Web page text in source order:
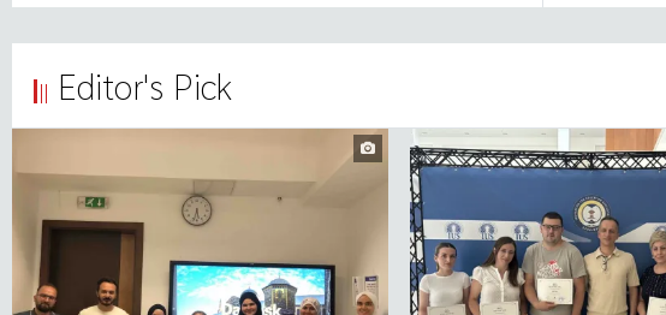
Editor's Pick